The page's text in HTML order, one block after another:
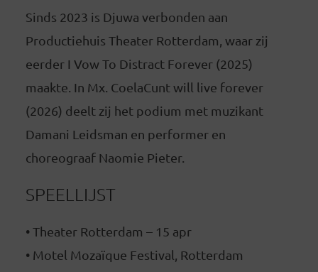
Sinds 2023 is Djuwa verbonden aan
Productiehuis Theater Rotterdam, waar zij
eerder I Vow To Distract Forever (2025)
maakte. In Mx. CoelaCunt will live forever
(2026) deelt zij het podium met muzikant
Damani Leidsman en performer en
choreograaf Naomie Pieter.
SPEELLIJST
• Theater Rotterdam – 15 apr
• Motel Mozaïque Festival, Rotterdam